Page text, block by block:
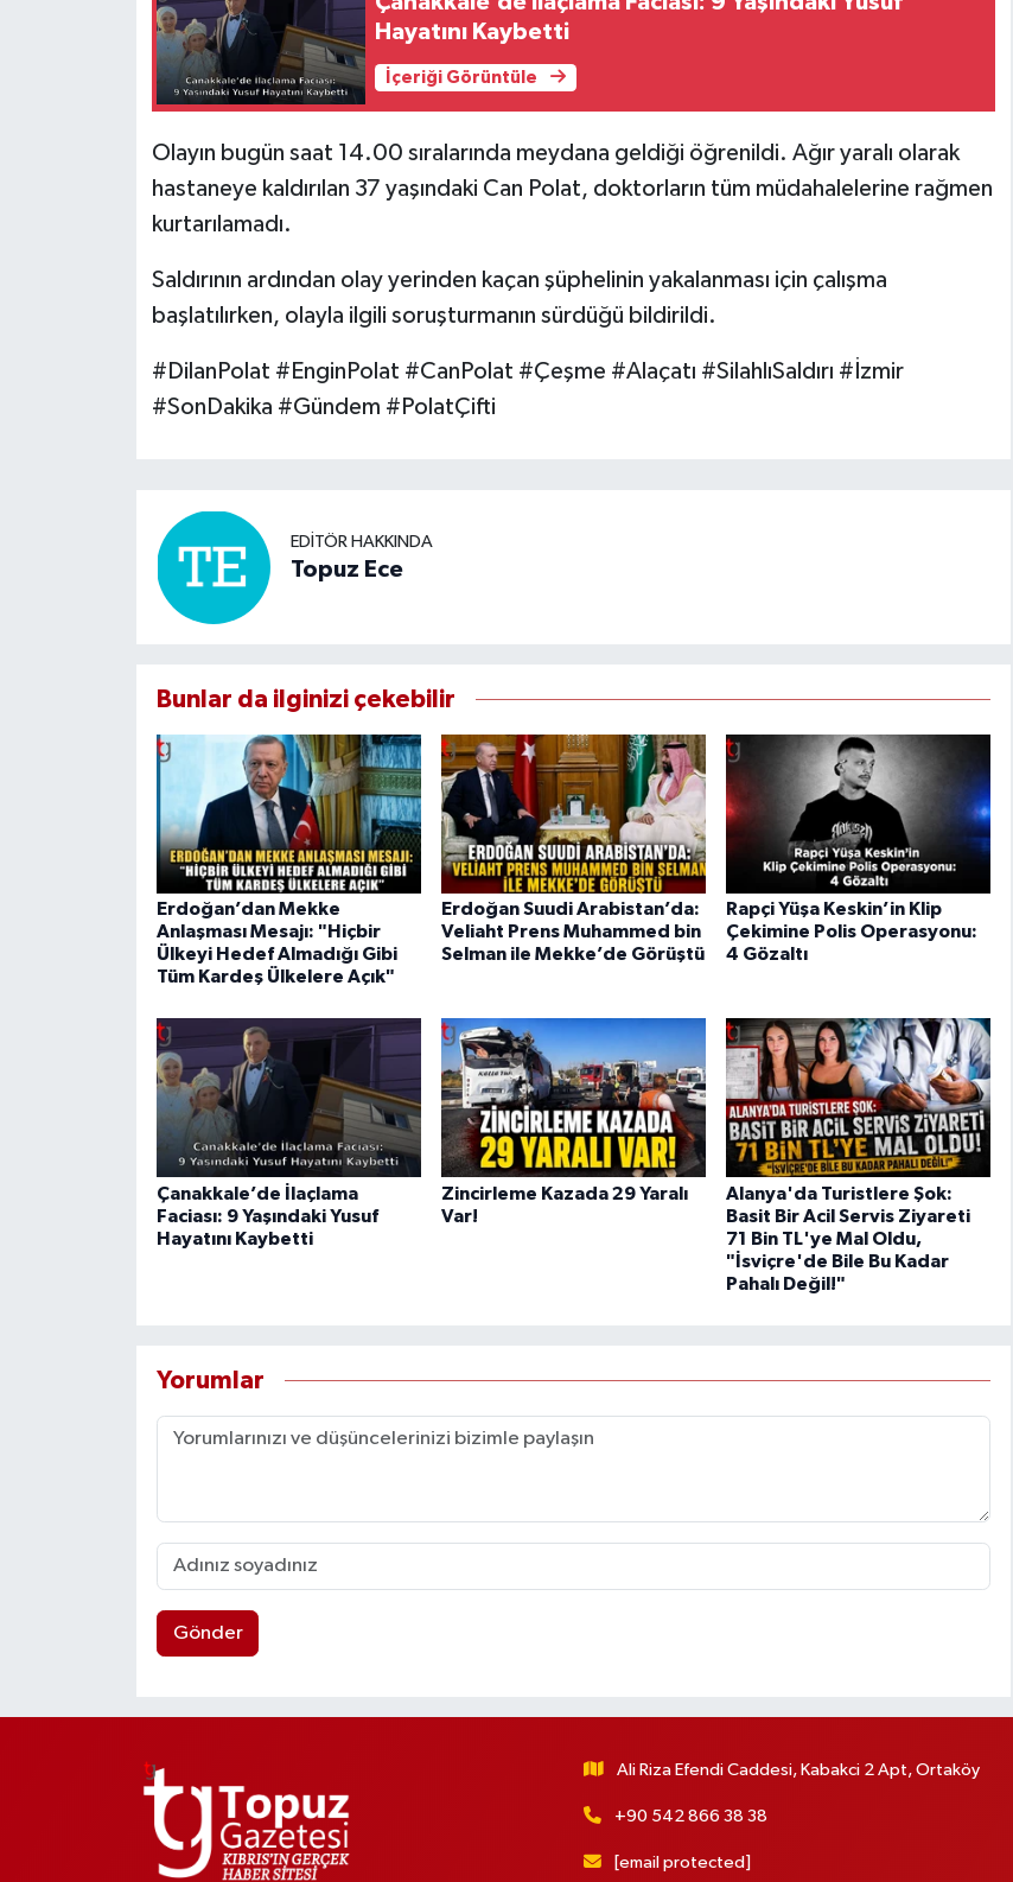
Hayatını Kaybetti
İçeriği Görüntüle
Olayın bugün saat 14.00 sıralarında meydana geldiği öğrenildi. Ağır yaralı olarak
hastaneye kaldırılan 37 yaşındaki Can Polat, doktorların tüm müdahalelerine rağmen
kurtarılamadı.
Saldırının ardından olay yerinden kaçan şüphelinin yakalanması için çalışma
başlatılırken, olayla ilgili soruşturmanın sürdüğü bildirildi.
#DilanPolat #EnginPolat #CanPolat #Çeşme #Alaçatı #SilahlıSaldırı #İzmir
#SonDakika #Gündem #PolatÇifti
EDITÖR HAKKINDA
Topuz Ece
Bunlar da ilginizi çekebilir
Erdoğan’dan Mekke
Anlaşması Mesajı: "Hiçbir
Ülkeyi Hedef Almadığı Gibi
Tüm Kardeş Ülkelere Açık"
Erdoğan Suudi Arabistan’da:
Veliaht Prens Muhammed bin
Selman ile Mekke’de Görüştü
Rapçi Yüşa Keskin’in Klip
Çekimine Polis Operasyonu:
4 Gözaltı
Çanakkale’de İlaçlama
Faciası: 9 Yaşındaki Yusuf
Hayatını Kaybetti
Zincirleme Kazada 29 Yaralı
Var!
Alanya'da Turistlere Şok:
Basit Bir Acil Servis Ziyareti
71 Bin TL'ye Mal Oldu,
"İsviçre'de Bile Bu Kadar
Pahalı Değil!"
Yorumlar
Gönder
Ali Riza Efendi Caddesi, Kabakci 2 Apt, Ortaköy
+90 542 866 38 38
[email protected]